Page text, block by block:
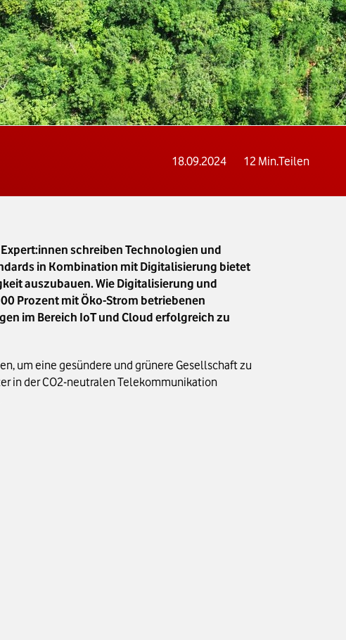
18.09.2024 12Min.Teilen
schreiben Technologien und
in Kombination mit Digitalisierung bietet
auszubauen. Wie Digitalisierung und
Prozent mit Öko-Strom betriebenen
im Bereich IoT und Cloud erfolgreich zu
um eine gesündere und grünere Gesellschaft zu
in der CO2-neutralen Telekommunikation